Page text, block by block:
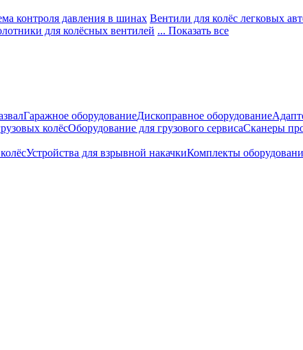
контроля давления в шинах Вентили для колёс легковых
для колёсных вентилей ... Показать все
Гаражное оборудованиеДископравное оборудование
колёсОборудование для грузового сервисаСканеры
Устройства для взрывной накачкиКомплекты